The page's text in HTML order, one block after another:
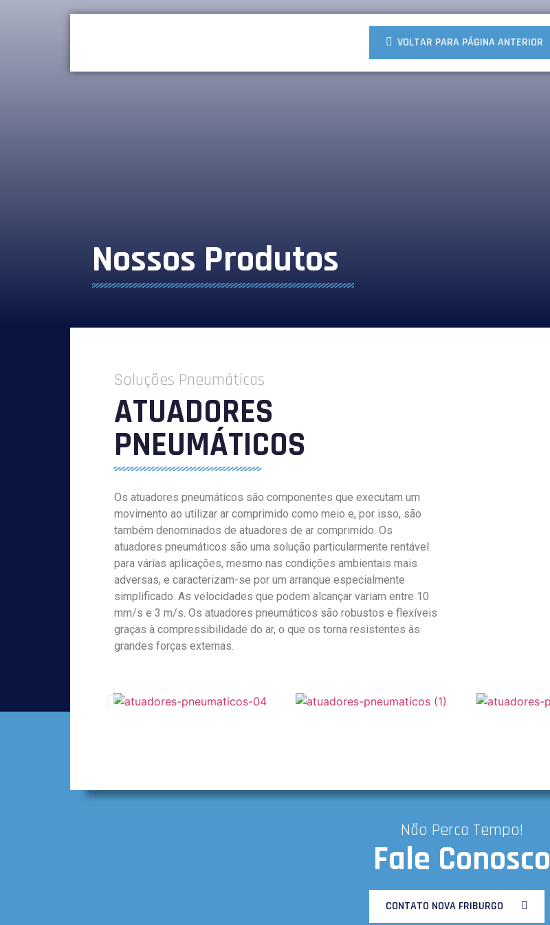
VOLTAR PARA PÁGINA ANTERIOR
Nossos Produtos
Soluções Pneumáticas
ATUADORES
PNEUMÁTICOS
Os atuadores pneumáticos são componentes que executam um
movimento ao utilizar ar comprimido como meio e, por isso, são
também denominados de atuadores de ar comprimido. Os
atuadores pneumáticos são uma solução particularmente rentável
para várias aplicações, mesmo nas condições ambientais mais
adversas, e caracterizam-se por um arranque especialmente
simplificado. As velocidades que podem alcançar variam entre 10
mm/s e 3 m/s. Os atuadores pneumáticos são robustos e flexíveis
graças à compressibilidade do ar, o que os torna resistentes às
grandes forças externas.
Não Perca Tempo!
Fale Conosco
CONTATO NOVA FRIBURGO